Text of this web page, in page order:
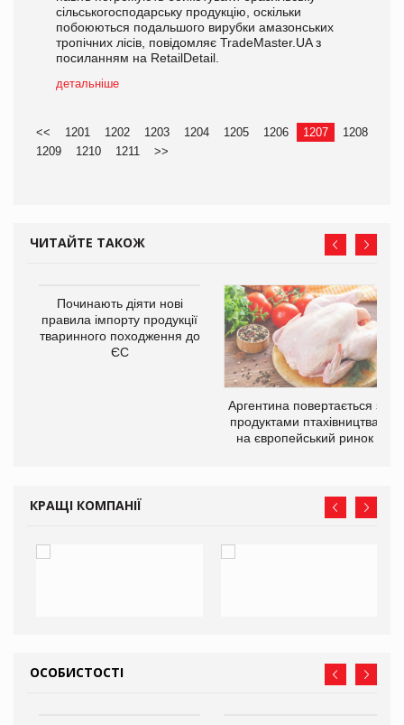
сільськогосподарську продукцію, оскільки
побоюються подальшого вирубки амазонських
тропічних лісів, повідомляє TradeMaster.UA з
посиланням на RetailDetail.
детальніше
<< 1201 1202 1203 1204 1205 1206 1207
1208
1209
1210 1211 >>
ЧИТАЙТЕ ТАКОЖ
Починають діяти нові
правила імпорту продукції
тваринного походження до
ЄС
Аргентина повертається з
продуктами птахівництва
на європейський ринок
КРАЩІ КОМПАНІЇ
ОСОБИСТОСТІ